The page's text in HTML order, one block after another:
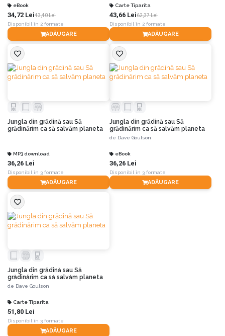
eBook
34,72 Lei43,40 Lei
Disponibil în 2 formate
ADĂUGARE
Carte Tiparita
43,66 Lei62,37 Lei
Disponibil în 2 formate
ADĂUGARE
Jungla din grădină sau Să
grădinărim ca să salvăm planeta
MP3 download
36,26 Lei
Disponibil în 3 formate
ADĂUGARE
Jungla din grădină sau Să
grădinărim ca să salvăm planeta
de Dave Goulson
eBook
36,26 Lei
Disponibil în 3 formate
ADĂUGARE
Jungla din grădină sau Să
grădinărim ca să salvăm planeta
de Dave Goulson
Carte Tiparita
51,80 Lei
Disponibil în 3 formate
ADĂUGARE